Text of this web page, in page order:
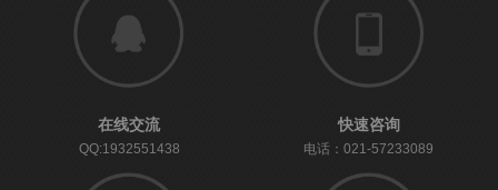
在线交流
QQ:1932551438
快速咨询
电话：021-57233089